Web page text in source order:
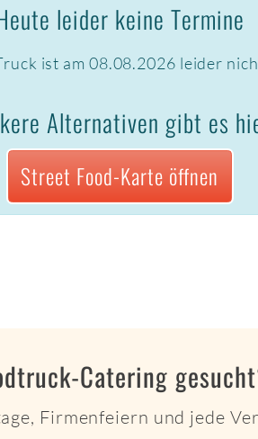
leider keine Termine
ist am 08.08.2026 leider
Alternativen gibt es
Street Food-Karte öffnen
Catering
Firmenfeiern und jede